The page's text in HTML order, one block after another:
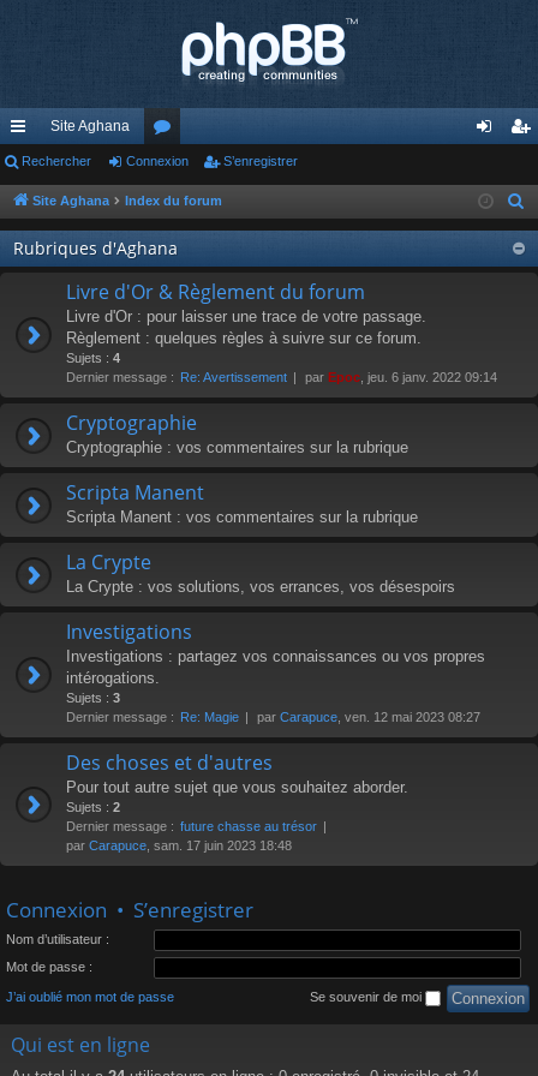
cc
ès
ra
pi
Site Aghana
or
u
m
s
ne
xi
on
nr
eg
ist
Rechercher Connexion S’enregistrer
Site Aghana Index du forum
Rubriques d'Aghana
Livre d'Or & Règlement du forum
Livre d'Or : pour laisser une trace de votre passage.
Règlement : quelques règles à suivre sur ce forum.
Sujets : 4
Dernier message : Re: Avertissement par Epoc , jeu. 6 janv. 2022 09:14
Cryptographie
Cryptographie : vos commentaires sur la rubrique
Scripta Manent
Scripta Manent : vos commentaires sur la rubrique
La Crypte
La Crypte : vos solutions, vos errances, vos désespoirs
Investigations
Investigations : partagez vos connaissances ou vos propres
intérogations.
Sujets : 3
Dernier message : Re: Magie par Carapuce , ven. 12 mai 2023 08:27
Des choses et d'autres
Pour tout autre sujet que vous souhaitez aborder.
Sujets : 2
Dernier message : future chasse au trésor
par Carapuce , sam. 17 juin 2023 18:48
Connexion • S’enregistrer
Nom d’utilisateur :
Mot de passe :
J’ai oublié mon mot de passe Se souvenir de moi
Qui est en ligne